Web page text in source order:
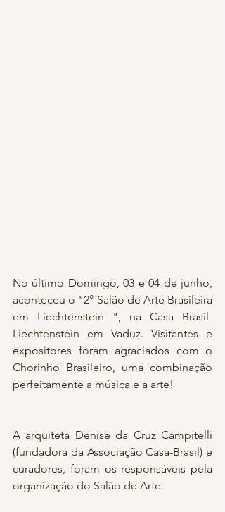
No último Domingo, 03 e 04 de junho,
aconteceu o "2° Salão de Arte Brasileira
em Liechtenstein ", na Casa Brasil-
Liechtenstein em Vaduz. Visitantes e
expositores foram agraciados com o
Chorinho Brasileiro, uma combinação
perfeitamente a música e a arte!
A arquiteta Denise da Cruz Campitelli
(fundadora da Associação Casa-Brasil) e
curadores, foram os responsáveis pela
organização do Salão de Arte.